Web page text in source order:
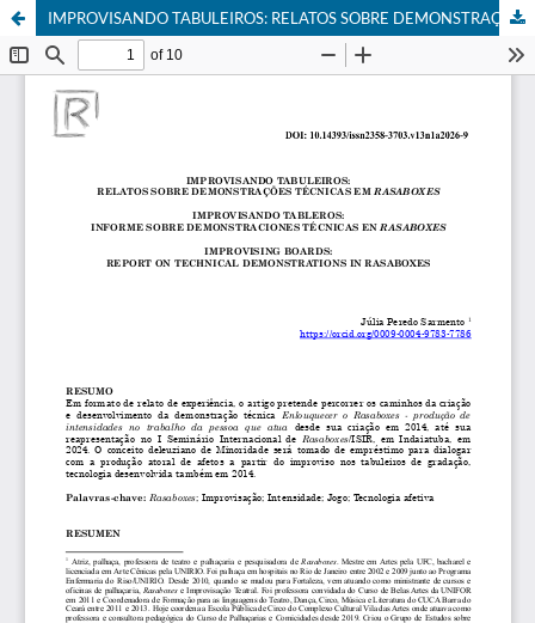
IMPROVISANDO TABULEIROS: RELATOS SOBRE DEMONSTRAÇÕES TÉCNICAS EM RASABOXES